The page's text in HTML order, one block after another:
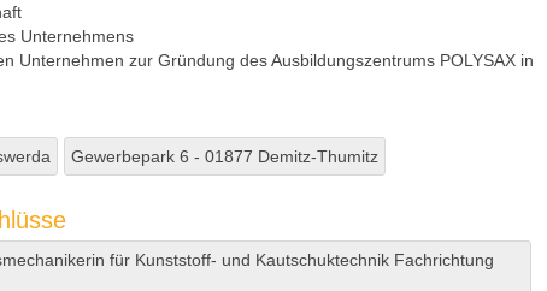
Unternehmens
Unternehmen zur Gründung des Ausbildungszentrums POLYSAX in
Gewerbepark 6 - 01877 Demitz-Thumitz
für Kunststoff- und Kautschuktechnik Fachrichtung